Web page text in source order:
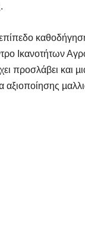
Ικανοτήτων
προσλάβει και
αξιοποίησης